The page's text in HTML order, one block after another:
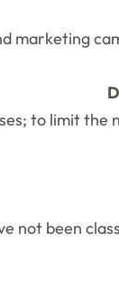
marketing
to limit
not been